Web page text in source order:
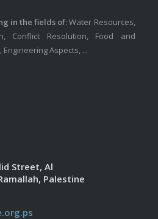
in the fields of: Water Resources,
Conflict Resolution, Food and
Aspects, ...
Street, Al
Palestine